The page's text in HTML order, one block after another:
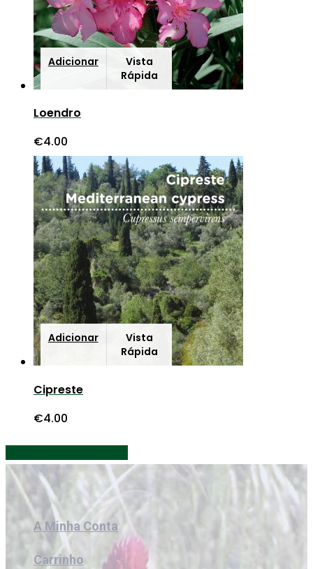
Adicionar
Vista
Rápida
Loendro
€4.00
Adicionar
Vista
Rápida
Cipreste
€4.00
A Minha Conta
Carrinho